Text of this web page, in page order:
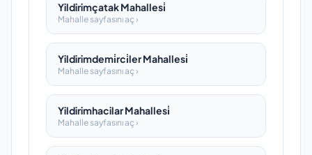
Yildirimçatak Mahallesi̇
Mahalle sayfasını aç ›
Yildirimdemi̇rci̇ler Mahallesi̇
Mahalle sayfasını aç ›
Yildirimhacilar Mahallesi̇
Mahalle sayfasını aç ›